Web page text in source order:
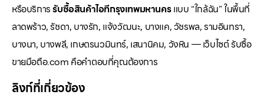
หรือบริการรับซื้อสินค้าไอทีกรุงเทพมหานครแบบ “ใกล้ฉัน” ในพื้นที่
ลาดพร้าว, รัชดา, บางรัก, แจ้งวัฒนะ, บางแค, วัชรพล, รามอินทรา,
บางนา, บางพลี, เกษตรนวมินทร์, เสนานิคม, วังหิน — เว็บไซต์ รับซื้อ
ขายมือถือ.com คือคำตอบที่คุณต้องการ
ลิงก์ที่เกี่ยวข้อง